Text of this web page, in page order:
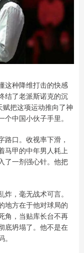
这种降维打击的快感
结了老派斯诺克的沉
赋把这项运动推向了神
中国小伙子手里。
口。收视率下滑，
马甲的中年男人耗上
了一剂强心针。他把
，毫无战术可言。
地方在于他对球局的
角，当贴库长台不再
底坍塌了。他不是在